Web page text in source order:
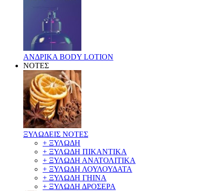
ΑΝΔΡΙΚΑ BODY LOTION
ΝΟΤΕΣ
ΞΥΛΩΔΕΙΣ ΝΟΤΕΣ
+ ΞΥΛΩΔΗ
+ ΞΥΛΩΔΗ ΠΙΚΑΝΤΙΚΑ
+ ΞΥΛΩΔΗ ΑΝΑΤΟΛΙΤΙΚΑ
+ ΞΥΛΩΔΗ ΛΟΥΛΟΥΔΑΤΑ
+ ΞΥΛΩΔΗ ΓΗΙΝΑ
+ ΞΥΛΩΔΗ ΔΡΟΣΕΡΑ